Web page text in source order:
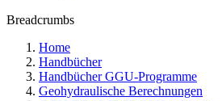
Breadcrumbs
Home
Handbücher
Handbücher GGU-Programme
Geohydraulische Berechnungen